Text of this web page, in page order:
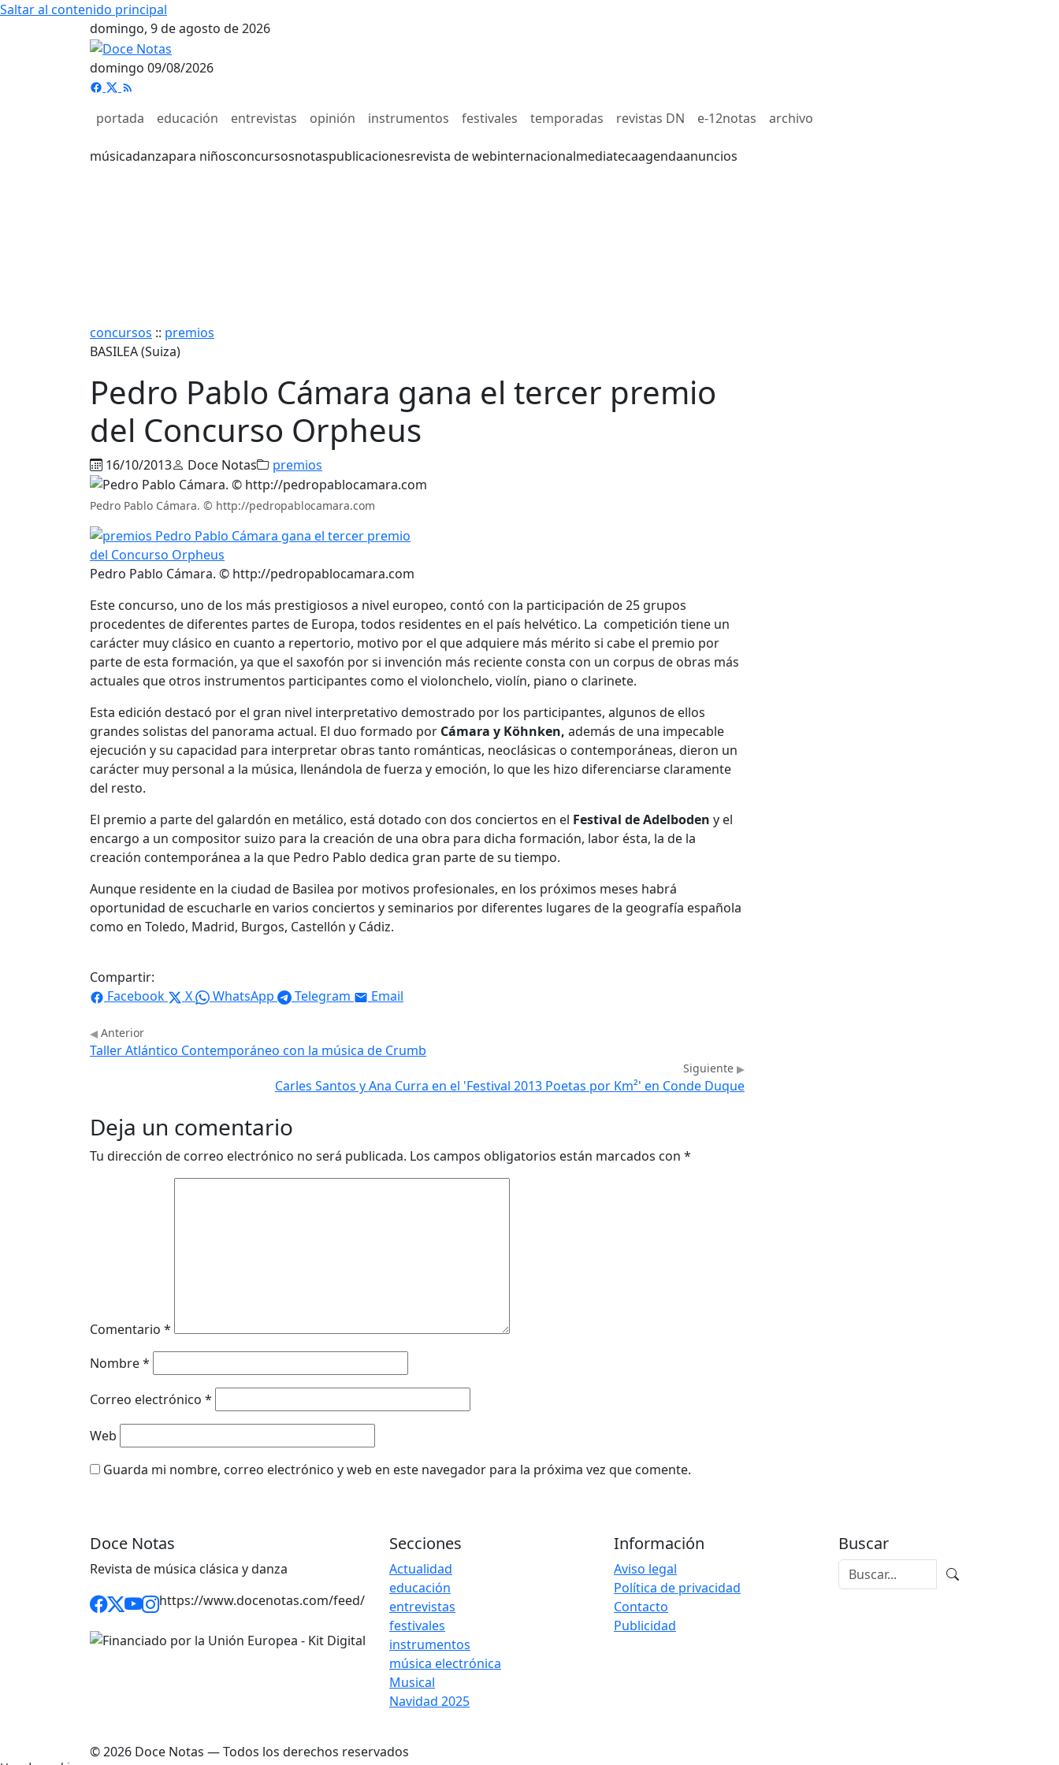
Saltar al contenido principal
domingo, 9 de agosto de 2026
domingo 09/08/2026
portada educación entrevistas opinión instrumentos festivales temporadas revistas DN e-12notas archivo
músicadanzapara niñosconcursosnotaspublicacionesrevista de webinternacionalmediatecaagendaanuncios
concursos :: premios
BASILEA (Suiza)
Pedro Pablo Cámara gana el tercer premio
del Concurso Orpheus
16/10/2013 Doce Notas premios
Pedro Pablo Cámara. © http://pedropablocamara.com
Pedro Pablo Cámara. © http://pedropablocamara.com
Este concurso, uno de los más prestigiosos a nivel europeo, contó con la participación de 25 grupos
procedentes de diferentes partes de Europa, todos residentes en el país helvético. La competición tiene un
carácter muy clásico en cuanto a repertorio, motivo por el que adquiere más mérito si cabe el premio por
parte de esta formación, ya que el saxofón por si invención más reciente consta con un corpus de obras más
actuales que otros instrumentos participantes como el violonchelo, violín, piano o clarinete.
Esta edición destacó por el gran nivel interpretativo demostrado por los participantes, algunos de ellos
grandes solistas del panorama actual. El duo formado por Cámara y Köhnken, además de una impecable
ejecución y su capacidad para interpretar obras tanto románticas, neoclásicas o contemporáneas, dieron un
carácter muy personal a la música, llenándola de fuerza y emoción, lo que les hizo diferenciarse claramente
del resto.
El premio a parte del galardón en metálico, está dotado con dos conciertos en el Festival de Adelboden y el
encargo a un compositor suizo para la creación de una obra para dicha formación, labor ésta, la de la
creación contemporánea a la que Pedro Pablo dedica gran parte de su tiempo.
Aunque residente en la ciudad de Basilea por motivos profesionales, en los próximos meses habrá
oportunidad de escucharle en varios conciertos y seminarios por diferentes lugares de la geografía española
como en Toledo, Madrid, Burgos, Castellón y Cádiz.
Compartir:
Facebook
X WhatsApp Telegram Email
Anterior
Taller Atlántico Contemporáneo con la música de Crumb
Siguiente
Carles Santos y Ana Curra en el 'Festival 2013 Poetas por Km²' en Conde Duque
Deja un comentario
Tu dirección de correo electrónico no será publicada. Los campos obligatorios están marcados con *
Comentario *
Nombre*
Correo electrónico *
Web
Guarda mi nombre, correo electrónico y web en este navegador para la próxima vez que comente.
Doce Notas
Revista de música clásica y danza
https://www.docenotas.com/feed/
Secciones
Actualidad
educación
entrevistas
festivales
instrumentos
música electrónica
Musical
Navidad 2025
Información
Aviso legal
Política de privacidad
Contacto
Publicidad
Buscar
© 2026 Doce Notas — Todos los derechos reservados